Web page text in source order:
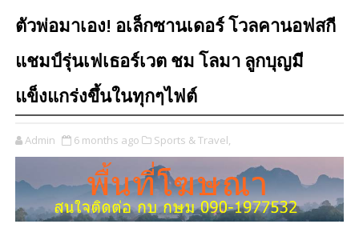
ตัวพ่อมาเอง! อเล็กซานเดอร์ โวลคานอฟสกี
แชมป์รุ่นเฟเธอร์เวต ชม โลมา ลูกบุญมี
แข็งแกร่งขึ้นในทุกๆไฟต์
Admin 6 months ago Sports & Travel,